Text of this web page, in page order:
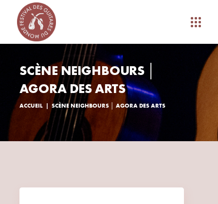
SCÈNE NEIGHBOURS │
AGORA DES ARTS
ACCUEIL SCÈNE NEIGHBOURS │ AGORA DES ARTS